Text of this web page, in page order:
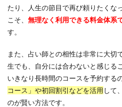
たり、人生の節目で再び頼りたくな
こそ、 無理なく利用できる料金体系
す。
また、占い師との相性は非常に大切
生でも、自分には合わないと感じる
いきなり長時間のコースを予約する
コース」や初回割引などを活用 して
のが賢い方法です。